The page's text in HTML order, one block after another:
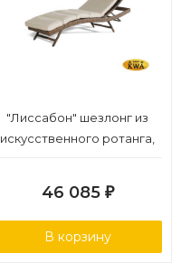
"Лиссабон" шезлонг из
искусственного ротанга,
46 085 ₽
В корзину